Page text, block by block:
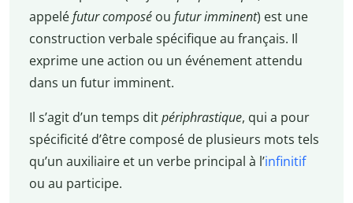
appeléfutur composéou futur imminent) est une
construction verbale spécifique au français. Il
exprime une action ou un événement attendu
dans un futur imminent.
Il s’agit d’un temps ditpériphrastique, qui a pour
spécificité d’être composé de plusieurs mots tels
qu’un auxiliaire et un verbe principal à l’infinitif
ou au participe.